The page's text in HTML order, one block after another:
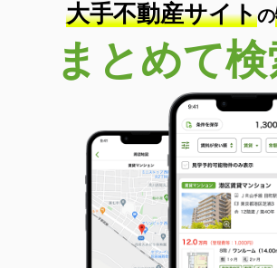
大手不動産サイトの
まとめて検